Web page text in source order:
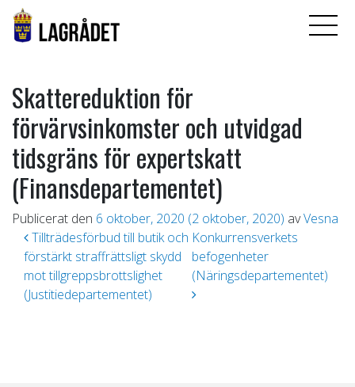
Skattereduktion för
förvärvsinkomster och utvidgad
tidsgräns för expertskatt
(Finansdepartementet)
Publicerat den 6 oktober, 2020 (2 oktober, 2020) avVesna
Inläggsnavigering
Tillträdesförbud till butik och
förstärkt straffrättsligt skydd
mot tillgreppsbrottslighet
(Justitiedepartementet)
Konkurrensverkets
befogenheter
(Näringsdepartementet)